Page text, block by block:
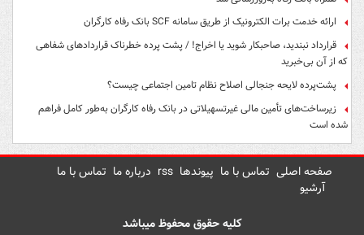
ارائه خدمت برات الکترونیک از طریق سامانه SCF بانک رفاه کارگران
قرارداد نبندید، صاحبکار شوید یا اخراج! / پشت پرده خطرناک قراردادهای شفاهی
که از آن بی‌خبرید
پشت‌پرده لایحه جنجالی اصلاح نظام تامین اجتماعی چیست؟
زیرساخت‌های تأمین مالی غیرتسهیلاتی در بانک رفاه کارگران به‌طور کامل فراهم
شده است
صفحه اصلی تماس با ما پیوندها rss درباره ما تماس با ما
آرشیو
کلیه حقوق محفوظ میباشد